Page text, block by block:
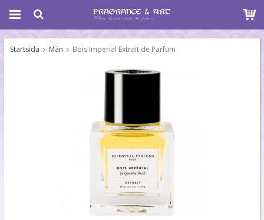
Startsida Män Bois Imperial Extrait de Parfum